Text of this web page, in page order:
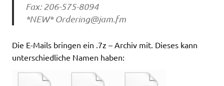
Fax: 206-575-8094
*NEW*Ordering@jam.fm
Die E-Mails bringen ein .7z – Archiv mit. Dieses kann
unterschiedliche Namen haben: